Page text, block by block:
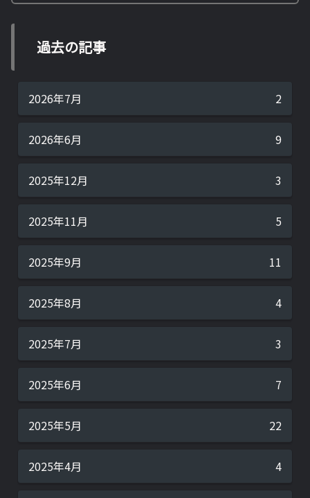
過去の記事
2026年7月 2
2026年6月 9
2025年12月 3
2025年11月 5
2025年9月 11
2025年8月 4
2025年7月 3
2025年6月 7
2025年5月 22
2025年4月 4